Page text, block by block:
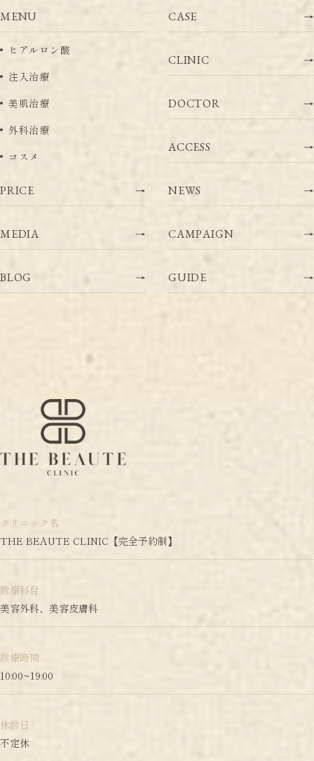
MENU
ヒ アル ロ ン酸
注 入治療
美肌治療
外科治療
コ ス メ
PRICE
CASE
CLINIC
DOCTOR
ACCESS
NEWS
MEDIA CAMPAIGN
BLOG GUIDE
クリニック名
THE BEAUTE CLINIC【完全予約制】
診療科目
美容外科、美容皮膚科
診療時間
10:00~19:00
休診日
不定休